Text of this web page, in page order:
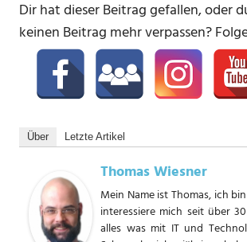
Dir hat dieser Beitrag gefallen, oder
keinen Beitrag mehr verpassen?
Über Letzte Artikel
Thomas Wiesner
Mein Name ist Thomas, ich
interessiere mich seit über
alles was mit IT und